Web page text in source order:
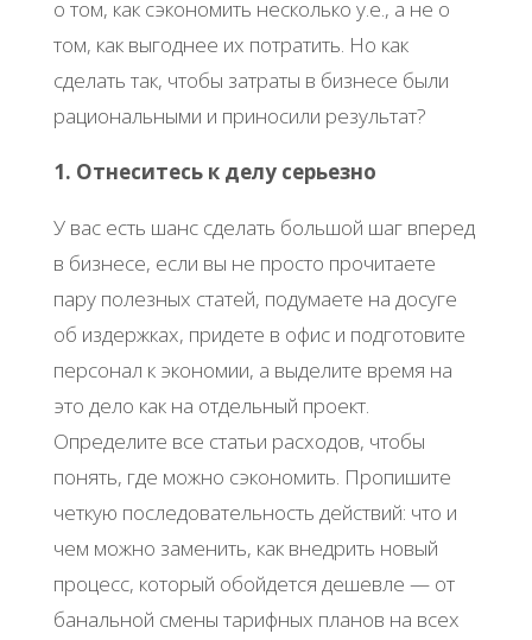
о том, как сэкономить несколько у.е., а не о
том, как выгоднее их потратить. Но как
сделать так, чтобы затраты в бизнесе были
рациональными и приносили результат?
1. Отнеситесь к делу серьезно
У вас есть шанс сделать большой шаг вперед
в бизнесе, если вы не просто прочитаете
пару полезных статей, подумаете на досуге
об издержках, придете в офис и подготовите
персонал к экономии, а выделите время на
это дело как на отдельный проект.
Определите все статьи расходов, чтобы
понять, где можно сэкономить. Пропишите
четкую последовательность действий: что и
чем можно заменить, как внедрить новый
процесс, который обойдется дешевле — от
банальной смены тарифных планов на всех